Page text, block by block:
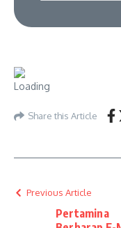
Share this Article
Previous Article
Pertamina